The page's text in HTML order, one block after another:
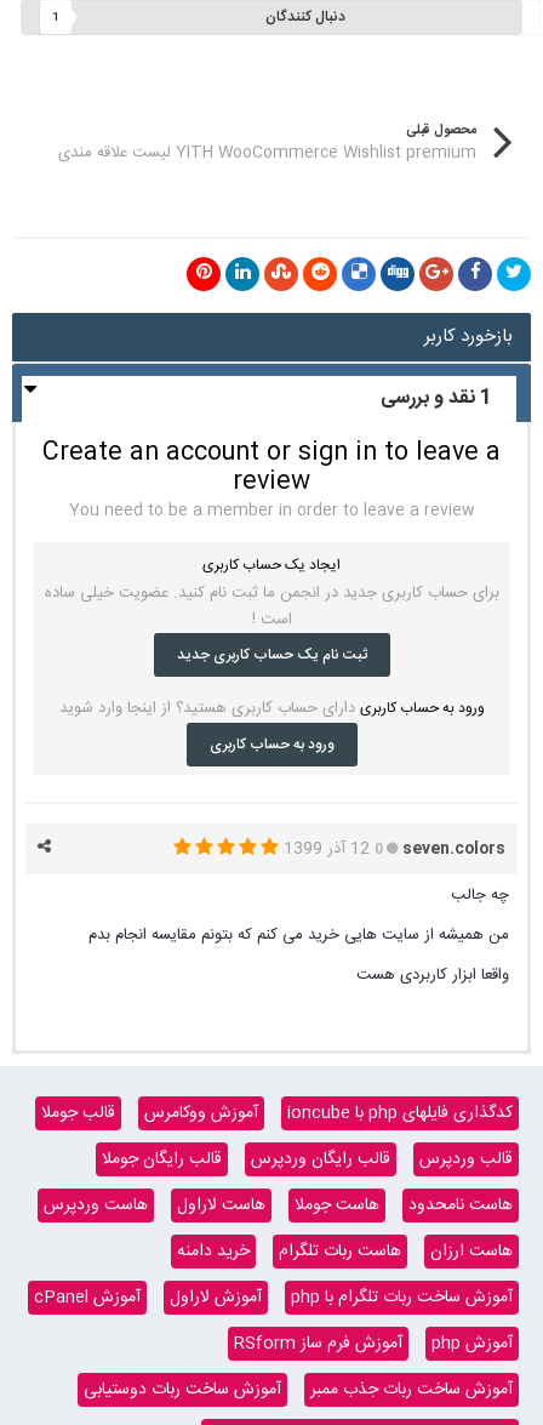
دنبال کنندگان 1
محصول قبلی
YITH WooCommerce Wishlist premium لیست علاقه مندی
بازخورد کاربر
1 نقد و بررسی
Create an account or sign in to leave a
review
You need to be a member in order to leave a review
ایجاد یک حساب کاربری
برای حساب کاربری جدید در انجمن ما ثبت نام کنید. عضویت خیلی ساده
است !
ثبت نام یک حساب کاربری جدید
ورود به حساب کاربری دارای حساب کاربری هستید؟ از اینجا وارد شوید
ورود به حساب کاربری
seven.colors
12 آذر 1399
چه جالب
من همیشه از سایت هایی خرید می کنم که بتونم مقایسه انجام بدم
واقعا ابزار کاربردی هست
کدگذاری فایلهای php با ioncube آموزش ووکامرس
قالب جوملا
قالب وردپرس
قالب رایگان وردپرس
قالب رایگان جوملا
هاست نامحدود
هاست جوملا هاست لاراول
هاست وردپرس
هاست ارزان
هاست ربات تلگرام
خرید دامنه
آموزش ساخت ربات تلگرام با php
آموزش لاراول
آموزش cPanel
آموزش php
آموزش فرم ساز RSform
آموزش ساخت ربات جذب ممبر
آموزش ساخت ربات دوستیابی